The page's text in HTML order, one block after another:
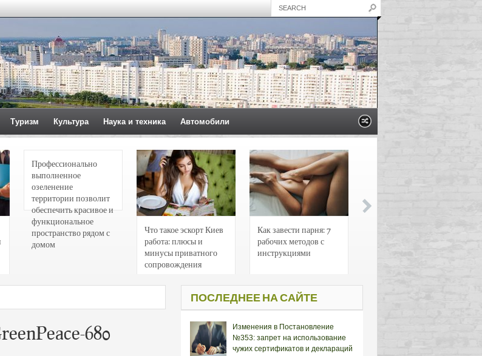
Туризм Культура Наука и техника Автомобили
Профессионально
выполненное
озеленение
территории позволит
обеспечить красивое и
функциональное
пространство рядом с
домом
Что такое эскорт Киев
работа: плюсы и
минусы приватного
сопровождения
Как завести парня: 7
рабочих методов с
инструкциями
680
ПОСЛЕДНЕЕ НА САЙТЕ
Изменения в Постановление
№353: запрет на использование
чужих сертификатов и деклараций